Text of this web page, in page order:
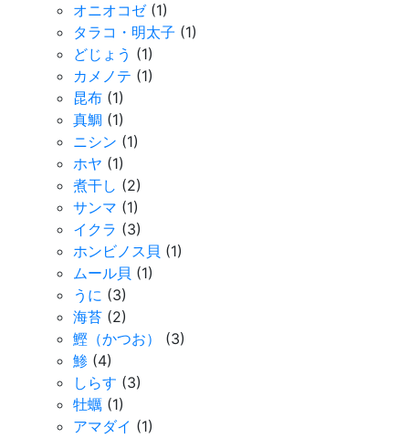
オニオコゼ(1)
タラコ・明太子 (1)
どじょう (1)
カメノテ (1)
昆布 (1)
真鯛 (1)
ニシン (1)
ホヤ (1)
煮干し (2)
サンマ (1)
イクラ (3)
ホンビノス貝 (1)
ムール貝 (1)
うに (3)
海苔 (2)
鰹（かつお）
(3)
鯵 (4)
しらす (3)
牡蠣 (1)
アマダイ (1)